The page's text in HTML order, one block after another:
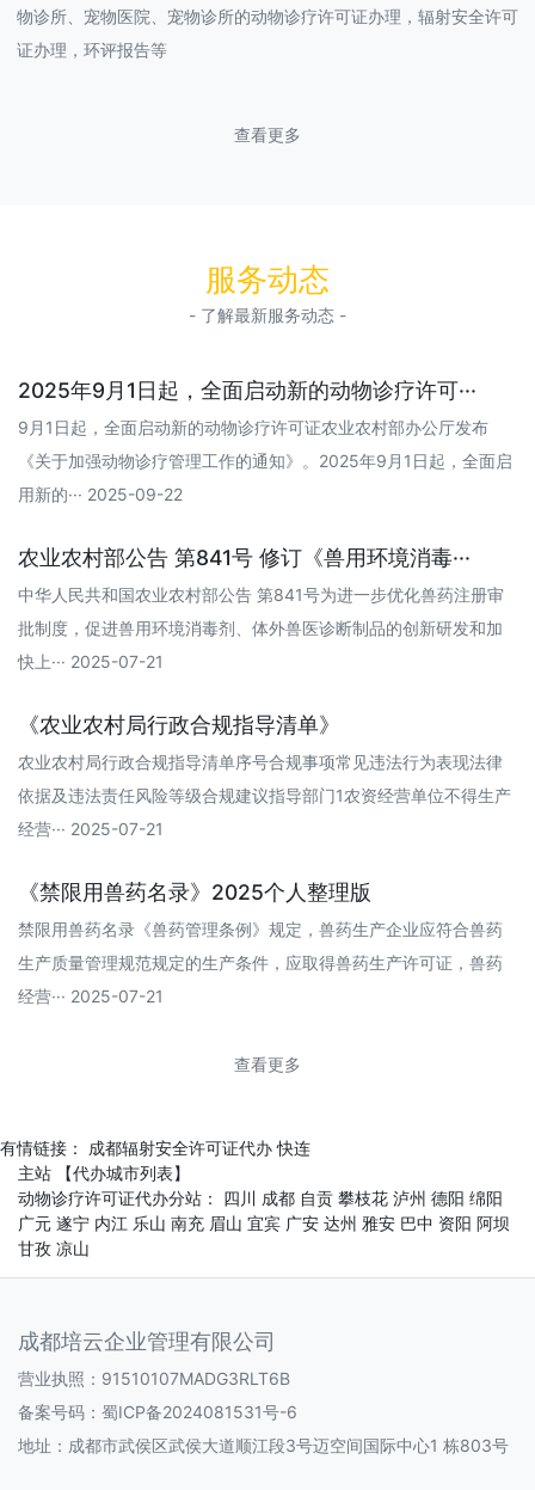
物诊所、宠物医院、宠物诊所的动物诊疗许可证办理，辐射安全许可
证办理，环评报告等
查看更多
服务动态
- 了解最新服务动态 -
2025年9月1日起，全面启动新的动物诊疗许可···
9月1日起，全面启动新的动物诊疗许可证农业农村部办公厅发布
《关于加强动物诊疗管理工作的通知》。2025年9月1日起，全面启
用新的··· 2025-09-22
农业农村部公告 第841号 修订《兽用环境消毒···
中华人民共和国农业农村部公告 第841号为进一步优化兽药注册审
批制度，促进兽用环境消毒剂、体外兽医诊断制品的创新研发和加
快上··· 2025-07-21
《农业农村局行政合规指导清单》
农业农村局行政合规指导清单序号合规事项常见违法行为表现法律
依据及违法责任风险等级合规建议指导部门1农资经营单位不得生产
经营··· 2025-07-21
《禁限用兽药名录》2025个人整理版
禁限用兽药名录《兽药管理条例》规定，兽药生产企业应符合兽药
生产质量管理规范规定的生产条件，应取得兽药生产许可证，兽药
经营··· 2025-07-21
查看更多
有情链接： 成都辐射安全许可证代办 快连
主站
【代办城市列表】
动物诊疗许可证代办分站： 四川 成都 自贡 攀枝花 泸州 德阳 绵阳
广元 遂宁 内江 乐山 南充 眉山 宜宾 广安 达州 雅安 巴中 资阳 阿坝
甘孜 凉山
成都培云企业管理有限公司
营业执照：91510107MADG3RLT6B
备案号码： 蜀ICP备2024081531号-6
地址：成都市武侯区武侯大道顺江段3号迈空间国际中心1 栋803号